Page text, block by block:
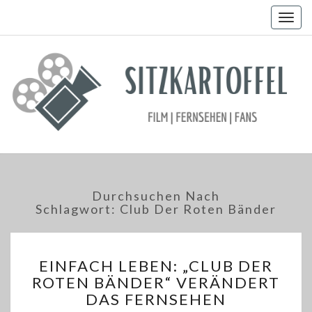
Durchsuchen Nach
Schlagwort: Club Der Roten Bänder
LEBEN:
„CLUB
DER
EINFACH LEBEN: „CLUB DER
ROTEN BÄNDER“ VERÄNDERT
DAS FERNSEHEN